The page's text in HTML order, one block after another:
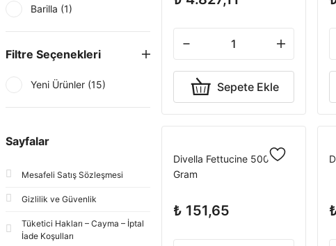
Barilla (1)
Filtre Seçenekleri
Yeni Ürünler (15)
Sayfalar
Mesafeli Satış Sözleşmesi
Gizlilik ve Güvenlik
Tüketici Hakları – Cayma – İptal
İade Koşulları
Sepete Ekle
Divella Fettucine 500
Gram
₺ 151,65